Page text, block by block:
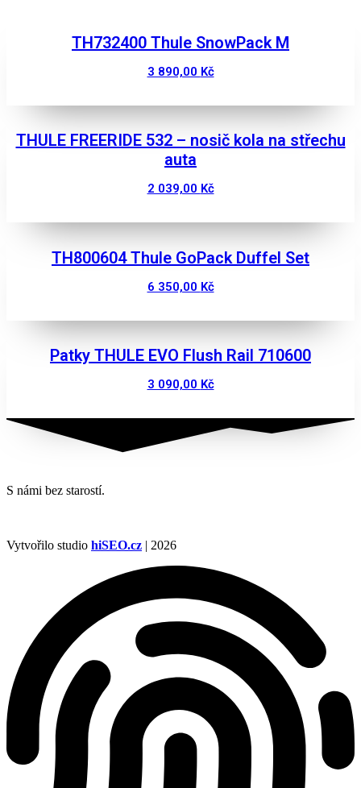
TH732400 Thule SnowPack M
3 890,00 Kč
THULE FREERIDE 532 – nosič kola na střechu
auta
2 039,00 Kč
TH800604 Thule GoPack Duffel Set
6 350,00 Kč
Patky THULE EVO Flush Rail 710600
3 090,00 Kč
S námi bez starostí.
Vytvořilo studio hiSEO.cz | 2026